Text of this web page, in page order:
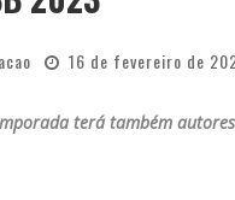
16 de fevereiro de
terá também